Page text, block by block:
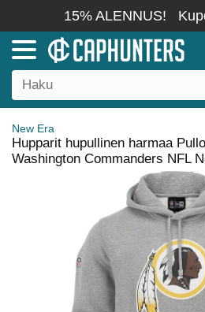
15% ALENNUS!
New Era
Hupparit hupullinen harmaa
Washington Commanders NFL